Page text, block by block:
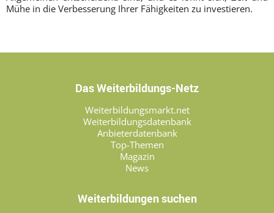
Mühe in die Verbesserung Ihrer Fähigkeiten zu investieren.
Das Weiterbildungs-Netz
Weiterbildungsmarkt.net
Weiterbildungsdatenbank
Anbieterdatenbank
Top-Themen
Magazin
News
Weiterbildungen suchen